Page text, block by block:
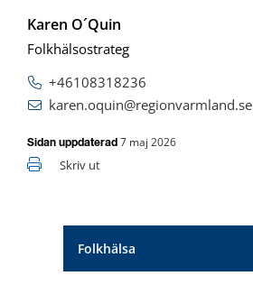
Folkhälsa
Karen O´Quin
Folkhälsostrateg
+46108318236
karen.oquin@regionvarmland.se
Sidan uppdaterad 7 maj 2026
Skriv ut